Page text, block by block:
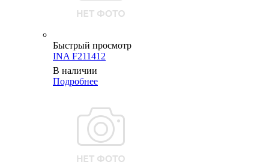
Быстрый просмотр
INA F211412
В наличии
Подробнее